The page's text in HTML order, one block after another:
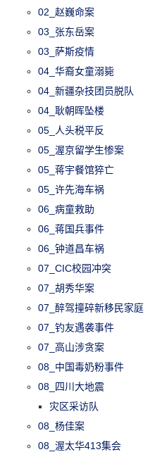
02_赵巍命案
03_张东岳案
03_萨斯疫情
04_华裔女童溺毙
04_新疆杂技团员脱队
04_耿朝晖坠楼
05_人头税平反
05_渥京留学生惨案
05_蒋宇餐馆猝亡
05_许先海车祸
06_病童救助
06_蒋国兵事件
06_钟道昌车祸
07_CIC校园冲突
07_胡秀华案
07_醉驾撞碎新移民家庭
07_钓友遇袭事件
07_高山涉贪案
08_中国毒奶粉事件
08_四川大地震
灾区采访队
08_杨佳案
08_渥太华413集会